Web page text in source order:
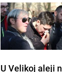
U Velikoj aleji